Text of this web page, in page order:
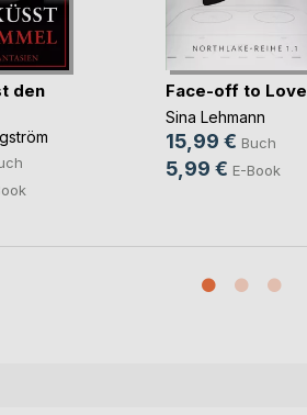
den
Face-off to Love
Sina Lehmann
15,99 € Buch
5,99 € E-Book